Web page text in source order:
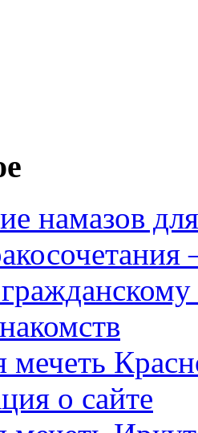
намазов
мечеть
о сайте